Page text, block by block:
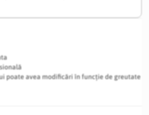
poate avea modificări în funcție de greutate